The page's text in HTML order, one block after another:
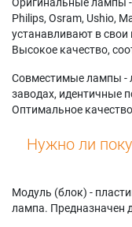
Philips, Osram, Ushio,
устанавливают в свои
Высокое качество,
Совместимые лампы -
заводах, идентичные
Оптимальное
Нужно ли
Модуль (блок) -
лампа. Предназначен